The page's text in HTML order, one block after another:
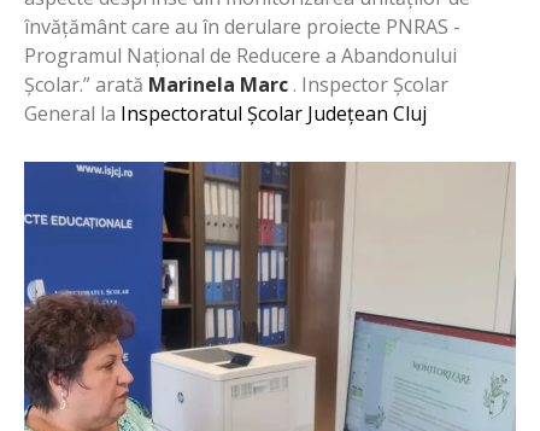
învățământ care au în derulare proiecte PNRAS -
Programul Național de Reducere a Abandonului
Școlar.” arată Marinela Marc. Inspector Școlar
General la Inspectoratul Școlar Județean Cluj